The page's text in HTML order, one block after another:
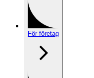
För företag